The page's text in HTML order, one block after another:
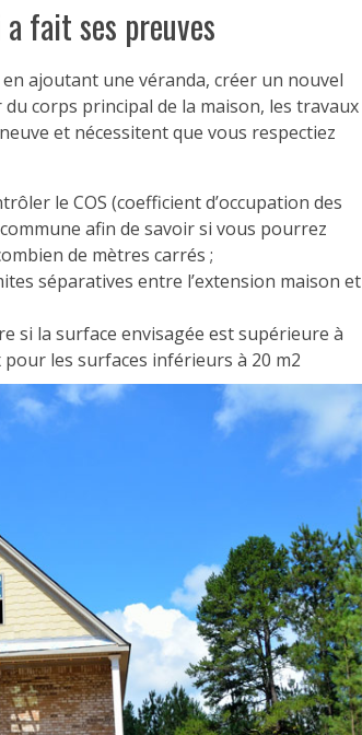
fait ses preuves
en ajoutant une véranda, créer un nouvel
corps principal de la maison, les travaux
et nécessitent que vous respectiez
le COS (coefficient d’occupation des
afin de savoir si vous pourrez
de mètres carrés ;
séparatives entre l’extension maison et
si la surface envisagée est supérieure à
les surfaces inférieurs à 20 m2